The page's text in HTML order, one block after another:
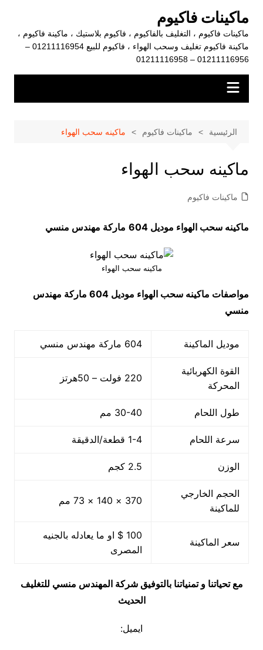
المحتوى
ماكينات فاكيوم
ماكينات فاكيوم ، التغليف بالفاكيوم ، فاكيوم بلاستيك ، ماكينة فاكيوم ،
ماكينة فاكيوم تغليف وسحب الهواء ، فاكيوم للبيع 01211116954 –
01211116956 – 01211116958
الرئيسية ماكينات فاكيوم ماكينه سحب الهواء
ماكينه سحب الهواء
ماكينات فاكيوم
ماكينه سحب الهواء موديل 604 ماركة مهندس منسي
ماكينه سحب الهواء
مواصفات ماكينه سحب الهواء موديل 604
ماركة مهندس
منسي
موديل الماكينة 604 ماركة مهندس منسي
القوة الكهربائية
المحركة
220 فولت – 50هرتز
طول اللحام 30-40 مم
سرعة اللحام 1-4 قطعة/الدقيقة
الوزن 2.5 كجم
الحجم الخارجي
للماكينة
370 × 140 × 73 مم
سعر الماكينة
100 $ او ما يعادله بالجنيه
المصرى
مع تحياتنا و تمنياتنا بالتوفيق شركة المهندس منسي للتغليف
الحديث
ايميل: